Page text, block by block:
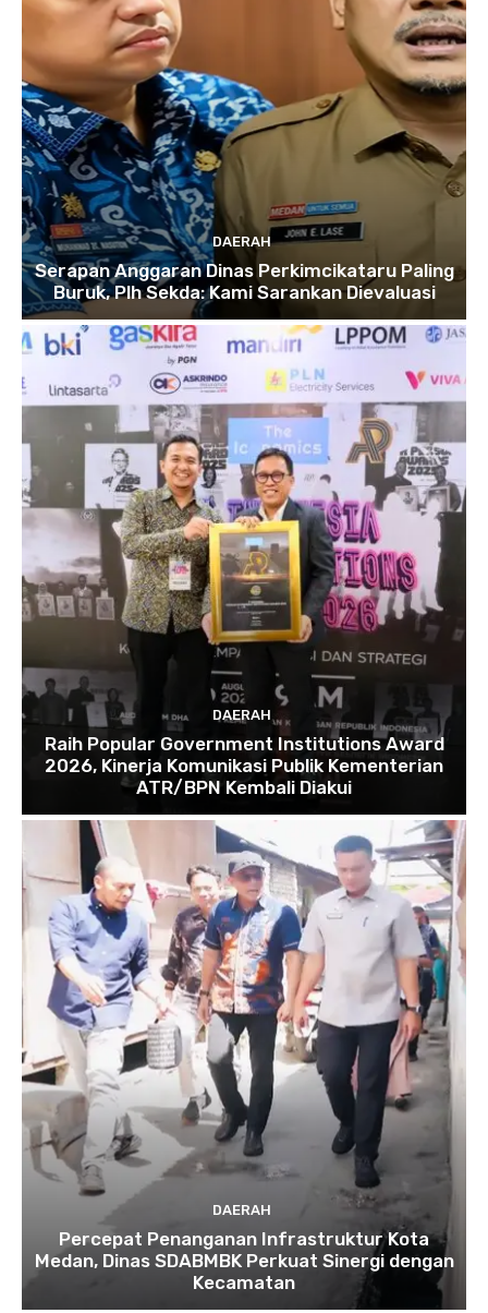
DAERAH
Serapan Anggaran Dinas Perkimcikataru Paling
Buruk, Plh Sekda: Kami Sarankan Dievaluasi
DAERAH
Raih Popular Government Institutions Award
2026, Kinerja Komunikasi Publik Kementerian
ATR/BPN Kembali Diakui
DAERAH
Percepat Penanganan Infrastruktur Kota
Medan, Dinas SDABMBK Perkuat Sinergi dengan
Kecamatan